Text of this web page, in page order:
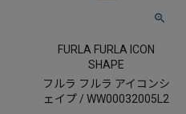
FURLA FURLA ICON
SHAPE
フルラ フルラ アイコンシ
ェイプ / WW00032005L2